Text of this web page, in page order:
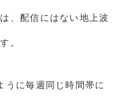
、配信にはない地上波
。
うに毎週同じ時間帯に